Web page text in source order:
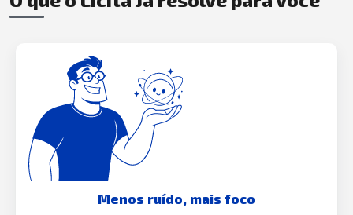
Menos ruído, mais foco